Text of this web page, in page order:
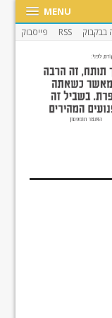
MENU
בבקבוק RSS פייסבוק